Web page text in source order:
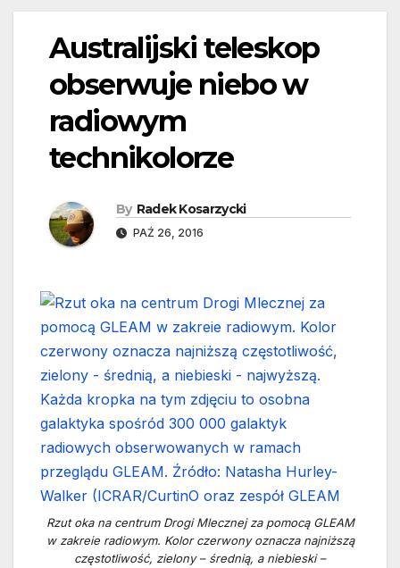
Australijski teleskop
obserwuje niebo w
radiowym
technikolorze
By Radek Kosarzycki
PAŹ 26, 2016
Rzut oka na centrum Drogi Mlecznej za pomocą GLEAM
w zakreie radiowym. Kolor czerwony oznacza najniższą
częstotliwość, zielony – średnią, a niebieski –